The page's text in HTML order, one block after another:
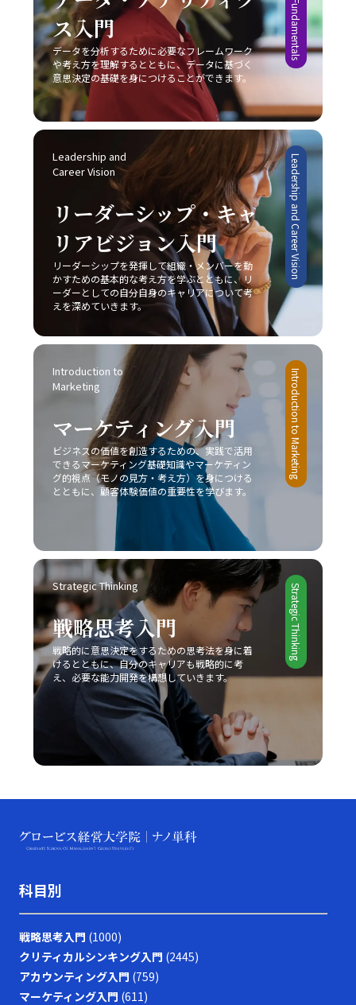
ス入門
データを分析するために必要なフレームワーク
や考え方を理解するとともに、データに基づく
意思決定の基礎を身につけることができます。
Leadership and
Career Vision
リーダーシップ・キャ
リアビジョン入門
リーダーシップを発揮して組織・メンバーを動
かすための基本的な考え方を学ぶとともに、リ
ーダーとしての自分自身のキャリアについて考
えを深めていきます。
Leadership and Career Vision
Introduction to
Marketing
マーケティング入門
ビジネスの価値を創造するための、実践で活用
できるマーケティング基礎知識やマーケティン
グ的視点（モノの見方・考え方）を身につける
とともに、顧客体験価値の重要性を学びます。
Introduction to Marketing
Strategic Thinking
戦略思考入門
戦略的に意思決定をするための思考法を身に着
けるとともに、自分のキャリアも戦略的に考
え、必要な能力開発を構想していきます。
Strategic Thinking
科目別
戦略思考入門 (1000)
クリティカルシンキング入門 (2445)
アカウンティング入門 (759)
マーケティング入門 (611)